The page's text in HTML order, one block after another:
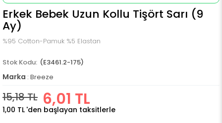
Erkek Bebek Uzun Kollu Tişört Sarı (9
Ay)
%95 Cotton-Pamuk %5 Elastan
(E3461.2-175)
Marka : Breeze
15,18 TL 6,01 TL
1,00 TL 'den başlayan taksitlerle